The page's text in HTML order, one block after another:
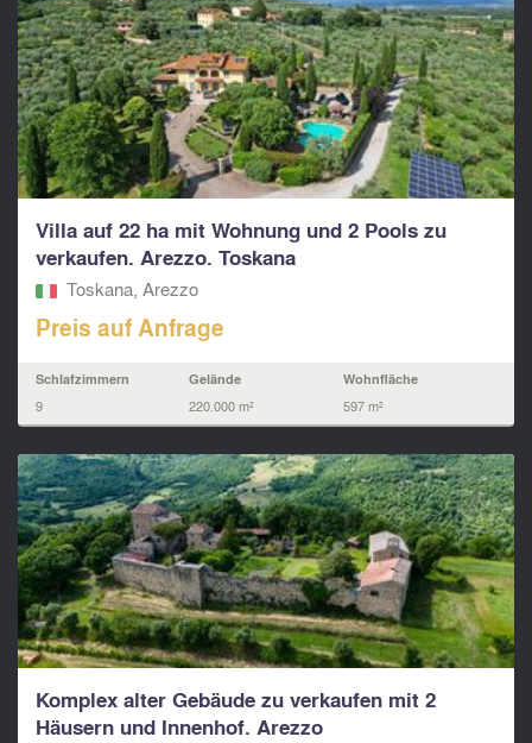
Villa auf 22 ha mit Wohnung und 2 Pools zu
verkaufen. Arezzo. Toskana
Toskana, Arezzo
Preis auf Anfrage
Schlafzimmern
9
Gelände
220.000 m²
Wohnfläche
597 m²
Komplex alter Gebäude zu verkaufen mit 2
Häusern und Innenhof. Arezzo